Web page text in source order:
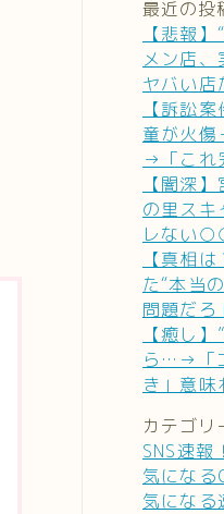
最近の投
【悲報
メン店、
ヤバい店
【訴訟
童が火
→「これ
【闇深
の里スキ
レない
【真相
た“本当
問題だろ
【癒し
ら…→「
き」意
カテゴリ
SNS速報！
気になる
気になる